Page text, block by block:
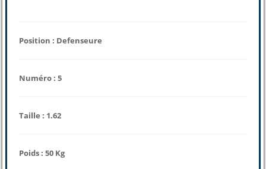
Position : Defenseure
Numéro : 5
Taille : 1.62
Poids : 50 Kg